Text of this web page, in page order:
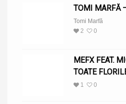
TOMI MARFĂ
Tomi Marfă
2
0
MEFX FEAT.
TOATE
1 0